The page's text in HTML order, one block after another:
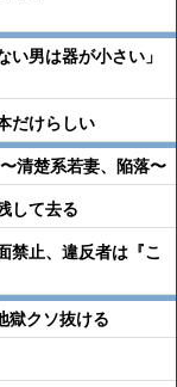
い男は器が小さい」
だけらしい
清楚系若妻、陥落〜
して去る
禁止、違反者は『こ
獄クソ抜ける